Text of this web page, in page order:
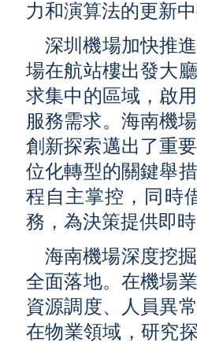
力和演算法的更新
深圳機場加快推
場在航站樓出發大
求集中的區域，啟
服務需求。海南機
創新探索邁出了重
位化轉型的關鍵舉
程自主掌控，同時
務，為決策提供即
海南機場深度挖
全面落地。在機場
資源調度、人員異
在物業領域，研究